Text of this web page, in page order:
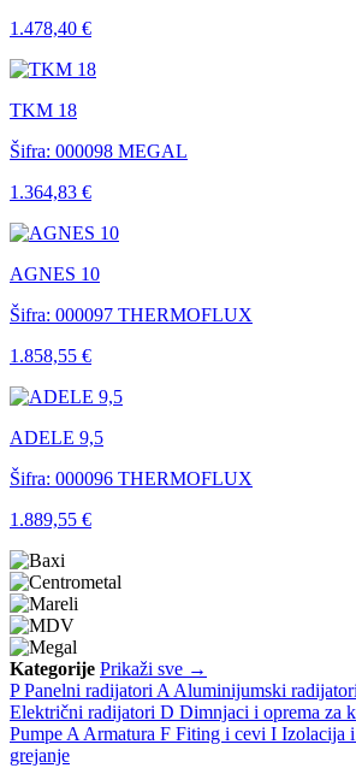
1.478,40 €
TKM 18
Šifra: 000098 MEGAL
1.364,83 €
AGNES 10
Šifra: 000097 THERMOFLUX
1.858,55 €
ADELE 9,5
Šifra: 000096 THERMOFLUX
1.889,55 €
Kategorije Prikaži sve →
P Panelni radijatori A Aluminijumski radijatori
Električni radijatori D Dimnjaci i oprema za
Pumpe A Armatura F Fiting i cevi I Izolacija
grejanje